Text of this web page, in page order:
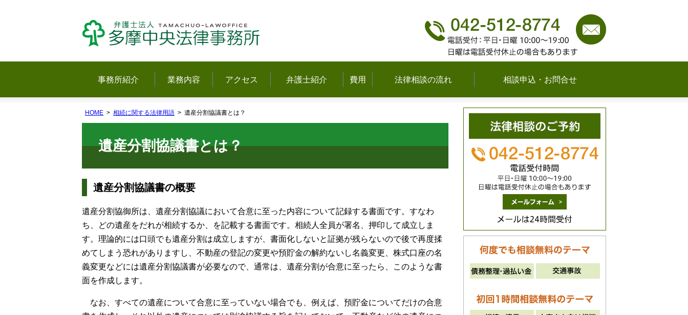
事務所紹介 業務内容 アクセス 弁護士紹介 費用 法律相談の流れ 相談申込・お問合せ
HOME 相続に関する法律用語 遺産分割協議書とは？
遺産分割協議書とは？
遺産分割協議書の概要
遺産分割協御所は、遺産分割協議において合意に至った内容について記録する書面です。すなわ
ち、どの遺産をだれが相続するか、を記載する書面です。相続人全員が署名、押印して成立しま
す。理論的には口頭でも遺産分割は成立しますが、書面化しないと証拠が残らないので後で再度揉
めてしまう恐れがありますし、不動産の登記の変更や預貯金の解約ないし名義変更、株式口座の名
義変更などには遺産分割協議書が必要なので、通常は、遺産分割が合意に至ったら、このような書
面を作成します。
なお、すべての遺産について合意に至っていない場合でも、例えば、預貯金についてだけの合意
メールは24時間受付